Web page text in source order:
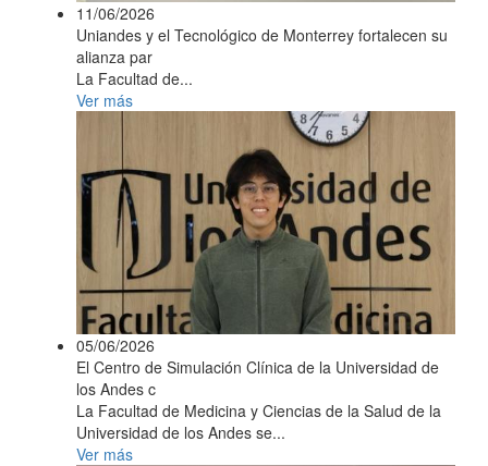
11/06/2026
Uniandes y el Tecnológico de Monterrey fortalecen su
alianza par
La Facultad de...
Ver más
05/06/2026
El Centro de Simulación Clínica de la Universidad de
los Andes c
La Facultad de Medicina y Ciencias de la Salud de la
Universidad de los Andes se...
Ver más